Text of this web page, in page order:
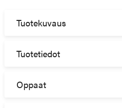
Tuotekuvaus
Tuotetiedot
Oppaat